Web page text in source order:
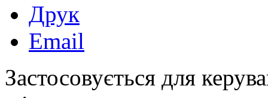
Друк
Email
Застосовується для